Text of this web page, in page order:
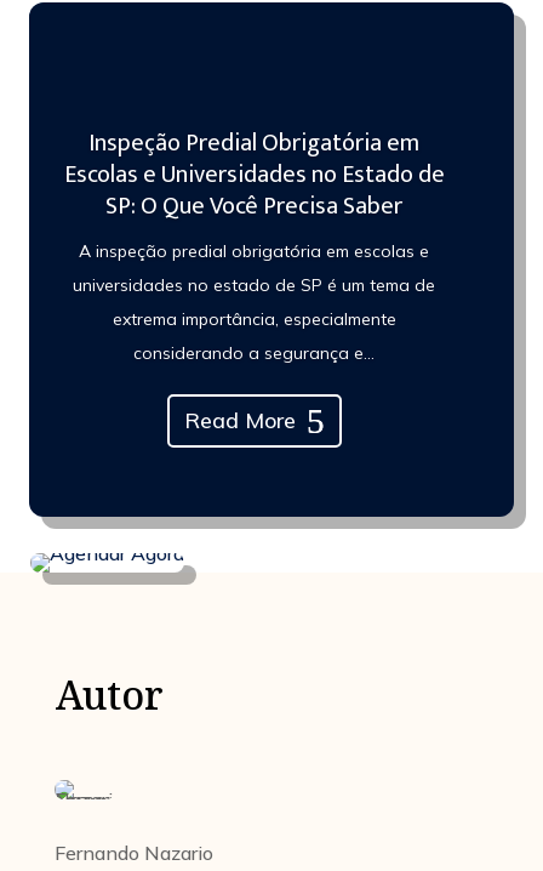
Inspeção Predial Obrigatória em
Escolas e Universidades no Estado de
SP: O Que Você Precisa Saber
A inspeção predial obrigatória em escolas e
universidades no estado de SP é um tema de
extrema importância, especialmente
considerando a segurança e...
Read More
Autor
Fernando Nazario